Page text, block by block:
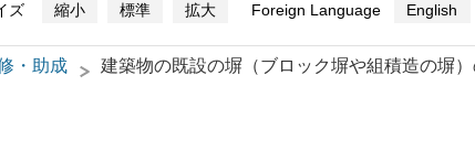
縮小 標準 拡大 English
・助成 建築物の既設の塀（ブロック塀や組積造の塀